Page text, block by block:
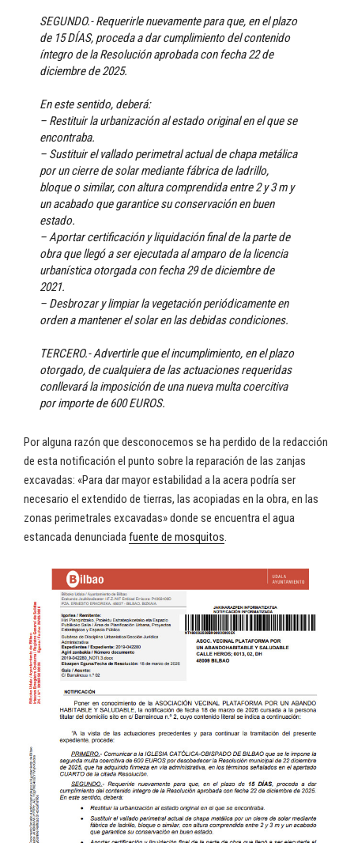
SEGUNDO.- Requerirle nuevamente para que, en el plazo
de 15 DÍAS, proceda a dar cumplimiento del contenido
íntegro de la Resolución aprobada con fecha 22 de
diciembre de 2025.
En este sentido, deberá:
– Restituir la urbanización al estado original en el que se
encontraba.
– Sustituir el vallado perimetral actual de chapa metálica
por un cierre de solar mediante fábrica de ladrillo,
bloque o similar, con altura comprendida entre 2 y 3 m y
un acabado que garantice su conservación en buen
estado.
– Aportar certificación y liquidación final de la parte de
obra que llegó a ser ejecutada al amparo de la licencia
urbanística otorgada con fecha 29 de diciembre de
2021.
– Desbrozar y limpiar la vegetación periódicamente en
orden a mantener el solar en las debidas condiciones.
TERCERO.- Advertirle que el incumplimiento, en el plazo
otorgado, de cualquiera de las actuaciones requeridas
conllevará la imposición de una nueva multa coercitiva
por importe de 600 EUROS.
Por alguna razón que desconocemos se ha perdido de la redacción
de esta notificación el punto sobre la reparación de las zanjas
excavadas: «Para dar mayor estabilidad a la acera podría ser
necesario el extendido de tierras, las acopiadas en la obra, en las
zonas perimetrales excavadas» donde se encuentra el agua
estancada denunciadafuente de mosquitos.